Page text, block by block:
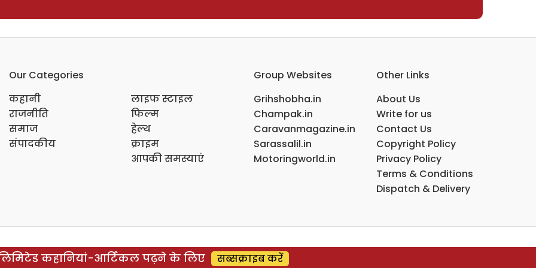
Our Categories
कहानी
राजनीति
समाज
संपादकीय
लाइफ स्टाइल
फिल्म
हेल्थ
क्राइम
आपकी समस्याएं
Group Websites
Grihshobha.in
Champak.in
Caravanmagazine.in
Sarassalil.in
Motoringworld.in
Other Links
About Us
Write for us
Contact Us
Copyright Policy
Privacy Policy
Terms & Conditions
Dispatch & Delivery
कहानियां-आर्टिकल पढ़ने के लिए सब्सक्राइब करें